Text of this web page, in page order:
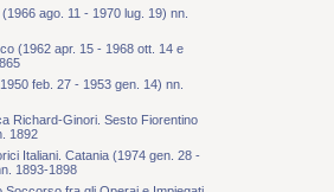
ago. 11 - 1970 lug. 19) nn.
(1962 apr. 15 - 1968 ott. 14 e
feb. 27 - 1953 gen. 14) nn.
Richard-Ginori. Sesto Fiorentino
1892
Italiani. Catania (1974 gen. 28 -
1893-1898